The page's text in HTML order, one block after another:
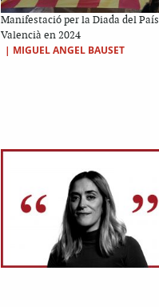
Manifestació per la Diada del País
Valencià en 2024
| MIGUEL ANGEL BAUSET